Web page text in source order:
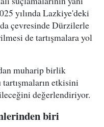
yılında Lazkiye'deki
çevresinde Dürzilerle
de tartışmalara yol
muharip birlik
tartışmaların etkisini
değerlendiriyor.
biri